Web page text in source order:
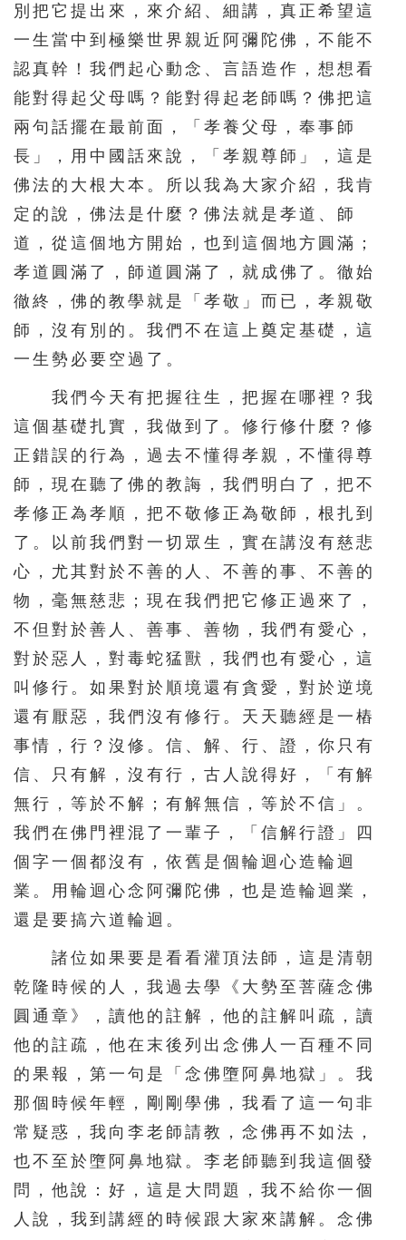
別把它提出來，來介紹、細講，真正希望這
一生當中到極樂世界親近阿彌陀佛，不能不
認真幹！我們起心動念、言語造作，想想看
能對得起父母嗎？能對得起老師嗎？佛把這
兩句話擺在最前面，「孝養父母，奉事師
長」，用中國話來說，「孝親尊師」，這是
佛法的大根大本。所以我為大家介紹，我肯
定的說，佛法是什麼？佛法就是孝道、師
道，從這個地方開始，也到這個地方圓滿；
孝道圓滿了，師道圓滿了，就成佛了。徹始
徹終，佛的教學就是「孝敬」而已，孝親敬
師，沒有別的。我們不在這上奠定基礎，這
一生勢必要空過了。
我們今天有把握往生，把握在哪裡？我
這個基礎扎實，我做到了。修行修什麼？修
正錯誤的行為，過去不懂得孝親，不懂得尊
師，現在聽了佛的教誨，我們明白了，把不
孝修正為孝順，把不敬修正為敬師，根扎到
了。以前我們對一切眾生，實在講沒有慈悲
心，尤其對於不善的人、不善的事、不善的
物，毫無慈悲；現在我們把它修正過來了，
不但對於善人、善事、善物，我們有愛心，
對於惡人，對毒蛇猛獸，我們也有愛心，這
叫修行。如果對於順境還有貪愛，對於逆境
還有厭惡，我們沒有修行。天天聽經是一樁
事情，行？沒修。信、解、行、證，你只有
信、只有解，沒有行，古人說得好，「有解
無行，等於不解；有解無信，等於不信」。
我們在佛門裡混了一輩子，「信解行證」四
個字一個都沒有，依舊是個輪迴心造輪迴
業。用輪迴心念阿彌陀佛，也是造輪迴業，
還是要搞六道輪迴。
諸位如果要是看看灌頂法師，這是清朝
乾隆時候的人，我過去學《大勢至菩薩念佛
圓通章》，讀他的註解，他的註解叫疏，讀
他的註疏，他在末後列出念佛人一百種不同
的果報，第一句是「念佛墮阿鼻地獄」。我
那個時候年輕，剛剛學佛，我看了這一句非
常疑惑，我向李老師請教，念佛再不如法，
也不至於墮阿鼻地獄。李老師聽到我這個發
問，他說：好，這是大問題，我不給你一個
人說，我到講經的時候跟大家來講解。念佛